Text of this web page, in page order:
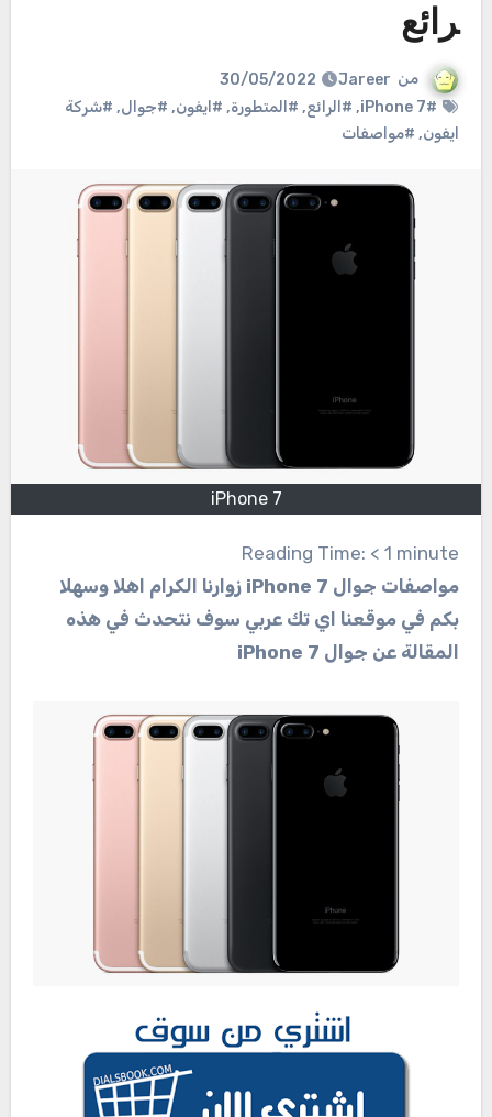
رائع
من Jareer
30/05/2022
#iPhone 7
, #الرائع, #المتطورة, #ايفون, #جوال, #شركة
ايفون, #مواصفات
iPhone 7
Reading Time: < 1 minute
مواصفات جوال iPhone 7 زوارنا الكرام اهلا وسهلا
بكم في موقعنا اي تك عربي سوف نتحدث في هذه
المقالة عن جوال iPhone 7